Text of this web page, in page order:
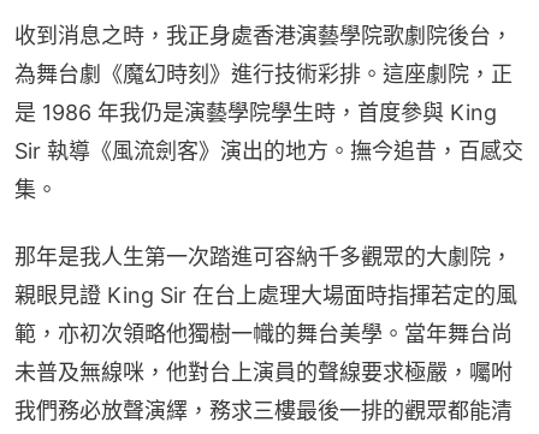
收到消息之時，我正身處香港演藝學院歌劇院後台，
為舞台劇《魔幻時刻》進行技術彩排。這座劇院，正
是 1986 年我仍是演藝學院學生時，首度參與 King
Sir 執導《風流劍客》演出的地方。撫今追昔，百感交
集。
那年是我人生第一次踏進可容納千多觀眾的大劇院，
親眼見證 King Sir 在台上處理大場面時指揮若定的風
範，亦初次領略他獨樹一幟的舞台美學。當年舞台尚
未普及無線咪，他對台上演員的聲線要求極嚴，囑咐
我們務必放聲演繹，務求三樓最後一排的觀眾都能清